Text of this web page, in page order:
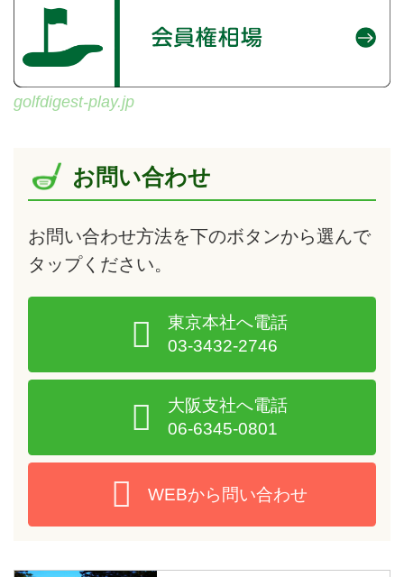
golfdigest-play.jp
お問い合わせ
お問い合わせ方法を下のボタンから選んで
タップください。
東京本社へ電話
03-3432-2746
大阪支社へ電話
06-6345-0801
WEBから問い合わせ